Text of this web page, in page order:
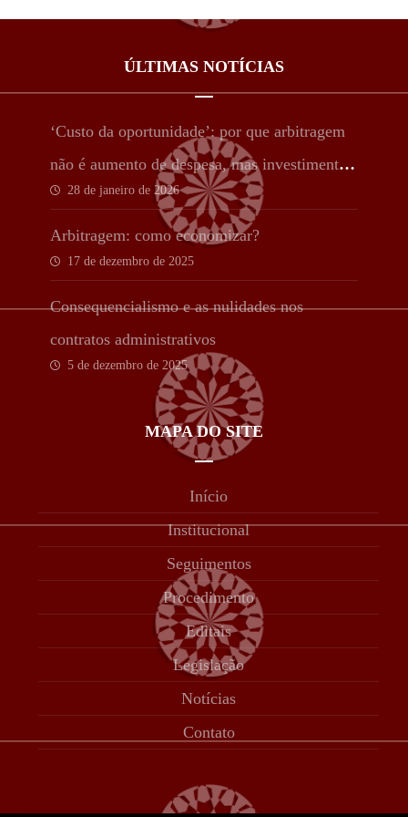
ÚLTIMAS NOTÍCIAS
‘Custo da oportunidade’: por que arbitragem
não é aumento de despesa, mas investimento
estratégico
28 de janeiro de 2026
Arbitragem: como economizar?
17 de dezembro de 2025
Consequencialismo e as nulidades nos
contratos administrativos
5 de dezembro de 2025
MAPA DO SITE
Início
Institucional
Seguimentos
Procedimento
Editais
Legislação
Notícias
Contato